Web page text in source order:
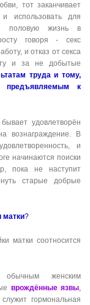
тот заканчивает
использовать для
половую жизнь в
говоря - секс
и отказ от секса
и за не добытые
труда и тому,
предъявляемым к
удовлетворён
вознаграждение. В
и
начинаются поиски
пока не наступит
старые добрые
матки?
матки соотносится
обычным женским
врождённые язвы,
гормональная